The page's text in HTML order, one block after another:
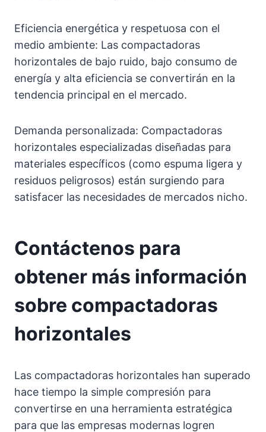
Eficiencia energética y respetuosa con el
medio ambiente: Las compactadoras
horizontales de bajo ruido, bajo consumo de
energía y alta eficiencia se convertirán en la
tendencia principal en el mercado.
Demanda personalizada: Compactadoras
horizontales especializadas diseñadas para
materiales específicos (como espuma ligera y
residuos peligrosos) están surgiendo para
satisfacer las necesidades de mercados nicho.
Contáctenos para
obtener más información
sobre compactadoras
horizontales
Las compactadoras horizontales han superado
hace tiempo la simple compresión para
convertirse en una herramienta estratégica
para que las empresas modernas logren